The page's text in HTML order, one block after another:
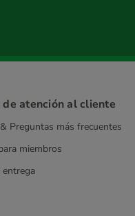
de atención al cliente
Preguntas más frecuentes
miembros
entrega